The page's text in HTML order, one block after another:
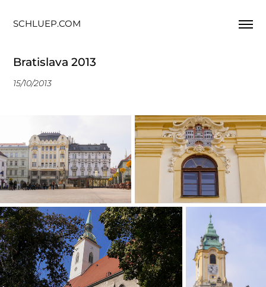
SCHLUEP.COM
Bratislava 2013
15/10/2013